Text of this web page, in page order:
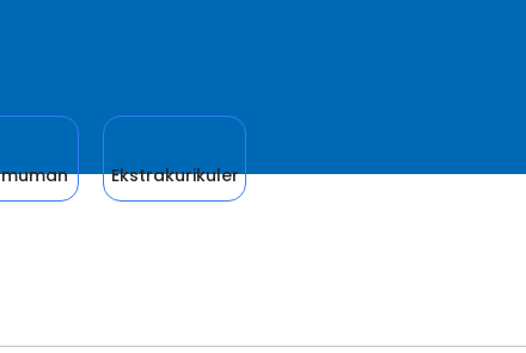
Ekstrakurikuler